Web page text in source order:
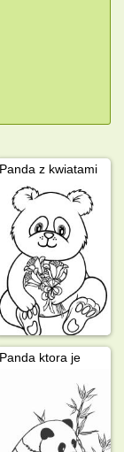
Panda z kwiatami
Panda ktora je